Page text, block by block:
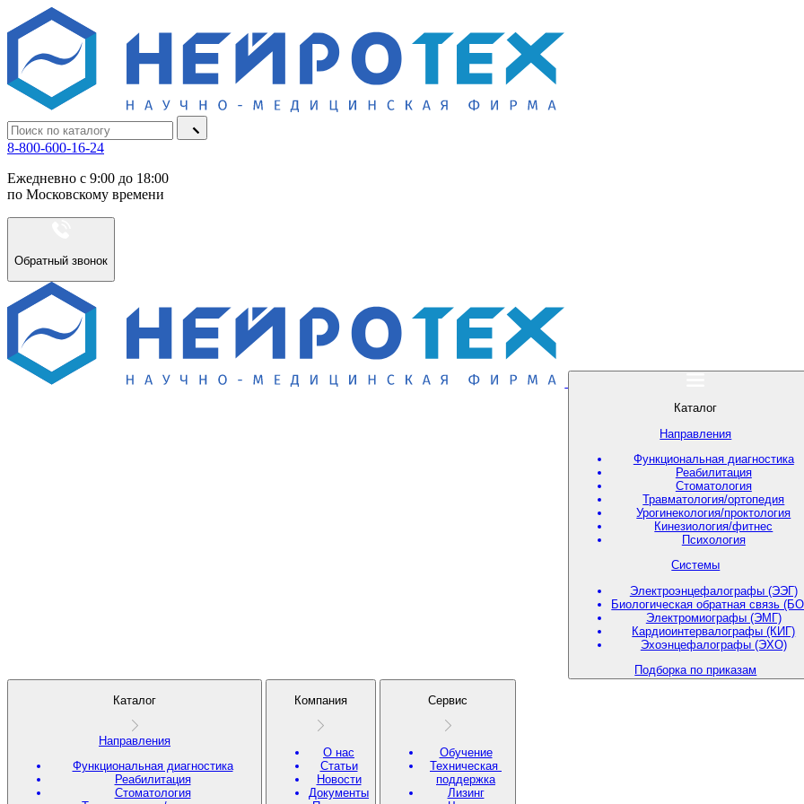
8-800-600-16-24
Ежедневно с 9:00 до 18:00
по Московскому времени
Обратный звонок
Каталог
Направления
Функциональная диагностика
Реабилитация
Стоматология
Травматология/ортопедия
Урогинекология/проктология
Кинезиология/фитнес
Психология
Системы
Электроэнцефалографы (ЭЭГ)
Биологическая обратная связь
Электромиографы (ЭМГ)
Кардиоинтервалографы (КИГ)
Эхоэнцефалографы (ЭХО)
Подборка по приказам
Каталог
Направления
Функциональная диагностика
Реабилитация
Стоматология
Компания
О нас
Статьи
Новости
Документы
Сервис
Обучение
Техническая
поддержка
Лизинг